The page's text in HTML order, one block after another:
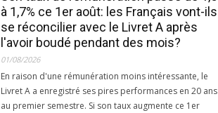
à 1,7% ce 1er août: les Français vont-ils
se réconcilier avec le Livret A après
l'avoir boudé pendant des mois?
01/08/2026
En raison d'une rémunération moins intéressante, le
Livret A a enregistré ses pires performances en 20 ans
au premier semestre. Si son taux augmente ce 1er